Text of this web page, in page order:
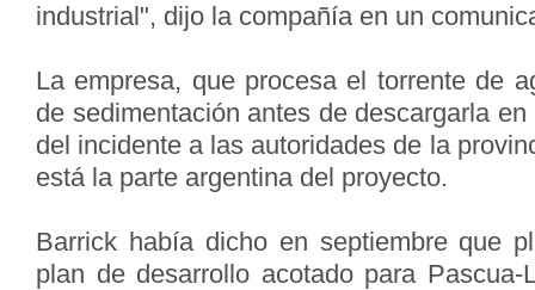
industrial", dijo la compañía en un
La empresa, que procesa el torrente de
de sedimentación antes de descargarla
del incidente a las autoridades de la
está la parte argentina del proyecto.
Barrick había dicho en septiembre que
plan de desarrollo acotado para